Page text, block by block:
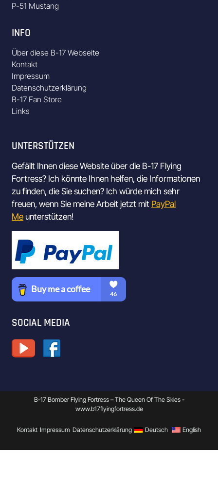
P-51 Mustang
INFO
Über diese B-17 Webseite
Kontakt
Impressum
Datenschutzerklärung
B-17 Fan Store
Links
UNTERSTÜTZEN
Gefällt Ihnen diese Website über die B-17 Flying
Fortress? Ich könnte Ihnen helfen, die Informationen
zu finden, die Sie suchen? Ich würde mich sehr
freuen, wenn Sie meine Arbeit jetzt mit PayPal
Me unterstützen!
SOCIAL MEDIA
B-17 Bomber Flying Fortress – The Queen Of The Skies -
www.b17flyingfortress.de
Kontakt Impressum Datenschutzerklärung Deutsch English